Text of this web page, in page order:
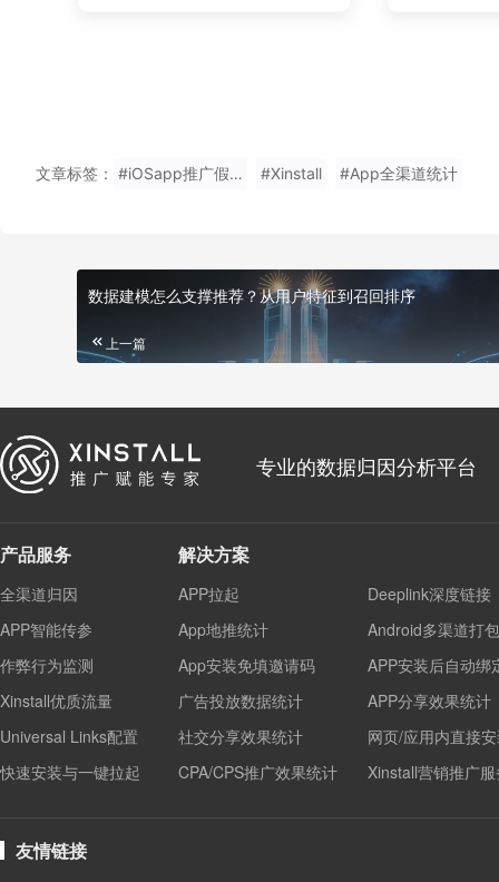
文章标签： #iOSapp推广假量识别软件使用 #Xinstall #App全渠道统计
数据建模怎么支撑推荐？从用户特征到召回排序
上一篇
专业的数据归因分析平台
产品服务
全渠道归因
APP智能传参
作弊行为监测
Xinstall优质流量
Universal Links配置
快速安装与一键拉起
解决方案
APP拉起
Deeplink深度链接
App地推统计
Android多渠道打包
App安装免填邀请码
APP安装后自动绑
广告投放数据统计
APP分享效果统计
社交分享效果统计
网页/应用内直接
CPA/CPS推广效果统计
Xinstall营销推广
友情链接